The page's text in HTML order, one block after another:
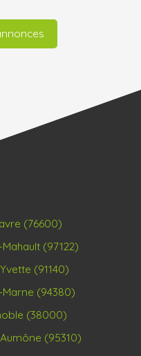
(76600)
(97122)
(91140)
(94380)
(38000)
(95310)